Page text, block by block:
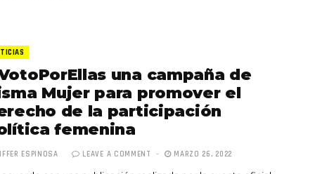
una campaña de
Mujer para promover el
de la participación
femenina
ESPINOSA LEAVE A COMMENT MARZO 26, 2022
el nuevo
de Hendrix y
himno por la
las mujeres
COMMENT FEBRERO 16, 2023
MAYO 21, 2026